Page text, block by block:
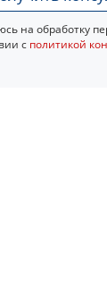
на обработку
с политикой